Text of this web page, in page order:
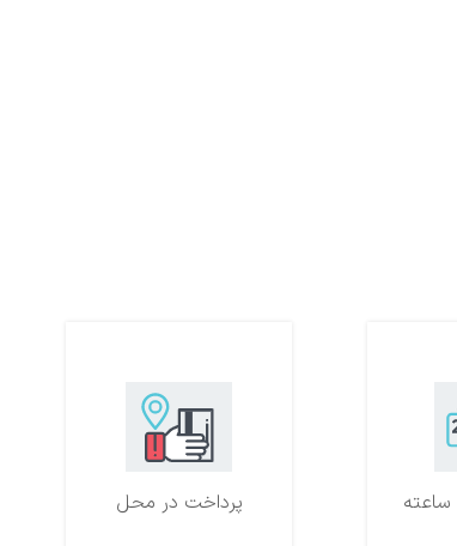
پرداخت در محل